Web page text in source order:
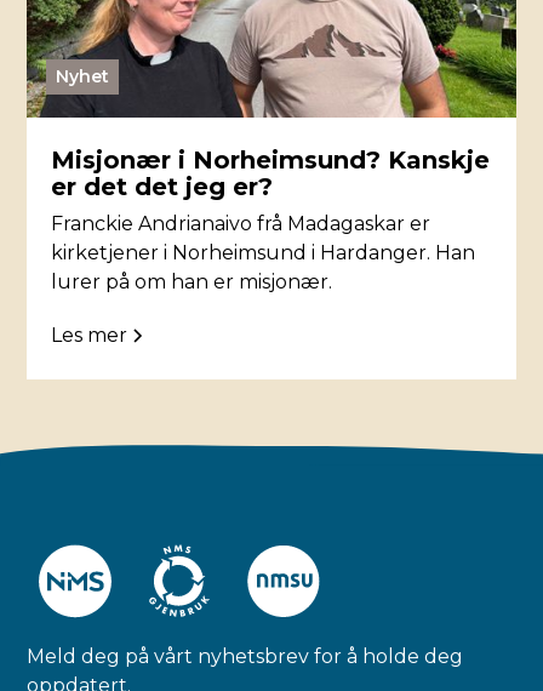
Nyhet
Misjonær i Norheimsund? Kanskje
er det det jeg er?
Franckie Andrianaivo frå Madagaskar er
kirketjener i Norheimsund i Hardanger. Han
lurer på om han er misjonær.
Les mer
Meld deg på vårt nyhetsbrev for å holde deg
oppdatert.